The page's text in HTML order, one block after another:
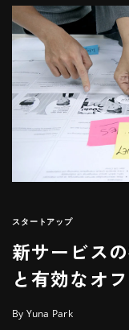
スタートアップ
新サービス
と有効なオ
By Yuna Park